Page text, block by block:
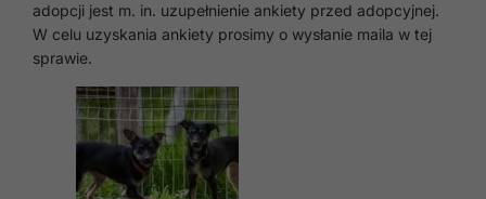
adopcji jest m. in. uzupełnienie ankiety przed adopcyjnej.
W celu uzyskania ankiety prosimy o wysłanie maila w tej
sprawie.